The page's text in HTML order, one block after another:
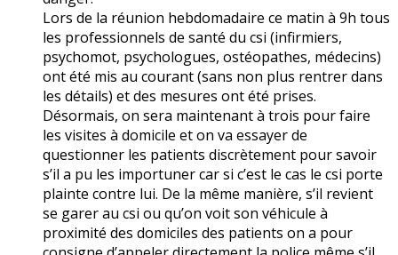
Lors de la réunion hebdomadaire ce matin à 9h tous
les professionnels de santé du csi (infirmiers,
psychomot, psychologues, ostéopathes, médecins)
ont été mis au courant (sans non plus rentrer dans
les détails) et des mesures ont été prises.
Désormais, on sera maintenant à trois pour faire
les visites à domicile et on va essayer de
questionner les patients discrètement pour savoir
s’il a pu les importuner car si c’est le cas le csi porte
plainte contre lui. De la même manière, s’il revient
se garer au csi ou qu’on voit son véhicule à
proximité des domiciles des patients on a pour